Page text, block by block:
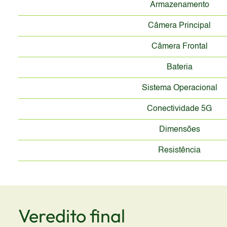
Armazenamento
Câmera Principal
Câmera Frontal
Bateria
Sistema Operacional
Conectividade 5G
Dimensões
Resistência
Veredito final